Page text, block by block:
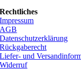
Rechtliches
Impressum
AGB
Datenschutzerklärung
Rückgaberecht
Liefer- und
Widerruf